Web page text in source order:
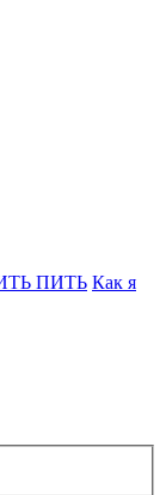
ПИТЬ Как я